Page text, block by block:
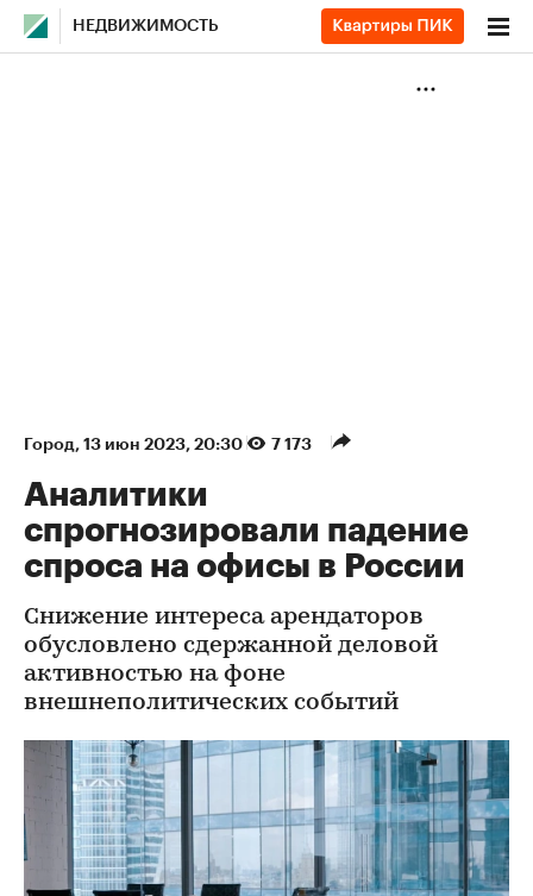
НЕДВИЖИМОСТЬ
Город⁠, 13 июн 2023, 20:30 7 173
Аналитики
спрогнозировали падение
спроса на офисы в России
Снижение интереса арендаторов
обусловлено сдержанной деловой
активностью на фоне
внешнеполитических событий